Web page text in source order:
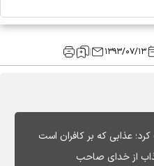
۱۳۹۳/۰۷/۱۳
عذابی که بر کافران است
از خدای صاحب